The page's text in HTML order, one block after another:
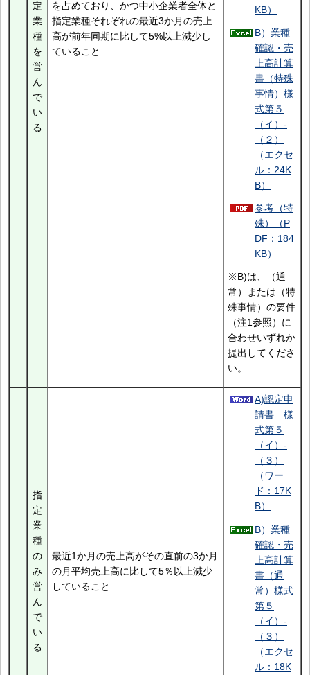
定
業
種
を
営
ん
で
い
る
を占めており、かつ中小企業者全体と
指定業種それぞれの最近3か月の売上
高が前年同期に比して5%以上減少し
ていること
KB）
B）業種
確認・売
上高計算
書（特殊
事情）様
式第５
（イ）-
（２）
（エクセ
ル：24K
B）
参考（特
殊）（P
DF：184
KB）
※B)は、（通
常）または（特
殊事情）の要件
（注1参照）に
合わせいずれか
提出してくださ
い。
指
定
業
種
の
み
営
ん
で
い
る
最近1か月の売上高がその直前の3か月
の月平均売上高に比して5％以上減少
していること
A)認定申
請書 様
式第５
（イ）-
（３）
（ワー
ド：17K
B）
B）業種
確認・売
上高計算
書（通
常）様式
第５
（イ）-
（３）
（エクセ
ル：18K